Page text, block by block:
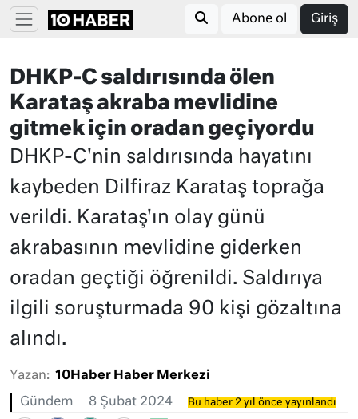
Abone ol Giriş
DHKP-C saldırısında ölen
Karataş akraba mevlidine
gitmek için oradan geçiyordu
DHKP-C'nin saldırısında hayatını
kaybeden Dilfiraz Karataş toprağa
verildi. Karataş'ın olay günü
akrabasının mevlidine giderken
oradan geçtiği öğrenildi. Saldırıya
ilgili soruşturmada 90 kişi gözaltına
alındı.
Yazan: 10Haber Haber Merkezi
Gündem 8 Şubat 2024 Bu haber 2 yıl önce yayınlandı